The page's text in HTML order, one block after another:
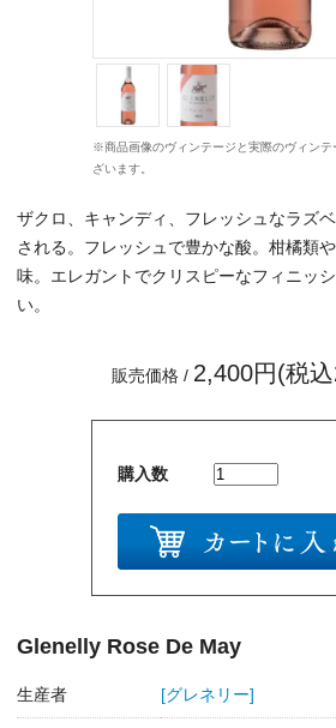
※商品画像のヴィンテージと実際のヴィンテ
ざいます。
ザクロ、キャンディ、フレッシュなラズ
される。フレッシュで豊かな酸。柑橘類
味。エレガントでクリスピーなフィニッ
い。
販売価格 / 2,400円(税
購入数
Glenelly Rose De May
生産者 [グレネリー]